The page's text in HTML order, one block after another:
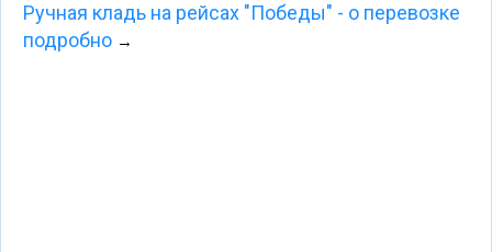
Ручная кладь на рейсах "Победы" - о перевозке
подробно →